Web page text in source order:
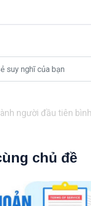
người đầu tiên
chủ đề